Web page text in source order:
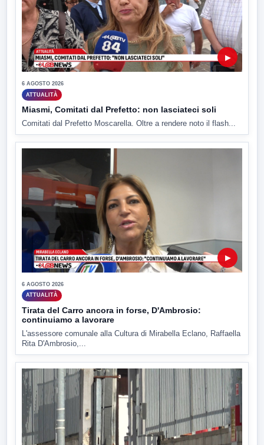
▶
6 AGOSTO 2026
ATTUALITÀ
Miasmi, Comitati dal Prefetto: non lasciateci soli
Comitati dal Prefetto Moscarella. Oltre a rendere noto il flash...
▶
6 AGOSTO 2026
ATTUALITÀ
Tirata del Carro ancora in forse, D'Ambrosio:
continuiamo a lavorare
L'assessore comunale alla Cultura di Mirabella Eclano, Raffaella
Rita D'Ambrosio,...